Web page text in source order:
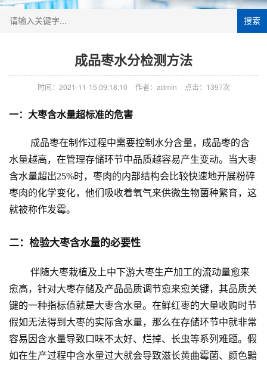
搜索
成品枣水分检测方法
时间：2021-11-15 09:18:10 作者：admin 点击： 1397次
一：大枣含水量超标准的危害
成品枣在制作过程中需要控制水分含量，成品枣的含
水量越高，在管理存储环节中品质越容易产生变动。当大枣
含水量超出25%时，枣肉的内部结构会比较快速地开展粉碎
枣肉的化学变化，他们吸收着氧气来供微生物菌种繁育，这
就被称作发霉。
二：检验大枣含水量的必要性
伴随大枣栽植及上中下游大枣生产加工的流动量愈来
愈高，针对大枣存储及产品品质调节愈来愈关键，其品质关
键的一种指标值就是大枣含水量。在鲜红枣的大量收购时节
假如无法得到大枣的实际含水量，那么在存储环节中就非常
容易因含水量导致口味不太好、烂掉、长虫等系列难题。假
如在生产过程中含水量过大就会导致滋长黄曲霉菌、颜色黯